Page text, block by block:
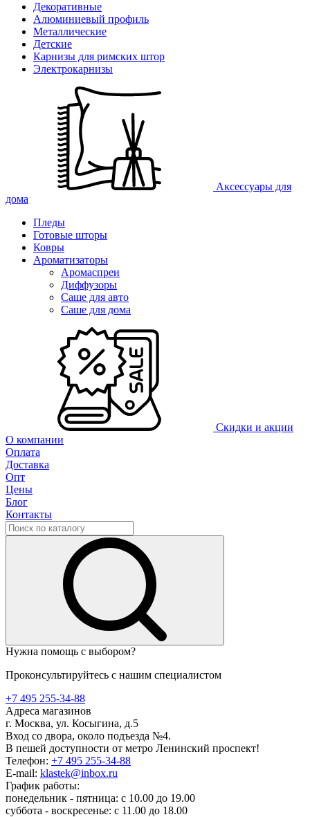
Декоративные
Алюминиевый профиль
Металлические
Детские
Карнизы для римских штор
Электрокарнизы
Аксессуары для
дома
Пледы
Готовые шторы
Ковры
Ароматизаторы
Аромаспреи
Диффузоры
Саше для авто
Саше для дома
Скидки и акции
О компании
Оплата
Доставка
Опт
Цены
Блог
Контакты
Нужна помощь с выбором?
Проконсультируйтесь с нашим специалистом
+7 495 255-34-88
Адреса магазинов
г. Москва, ул. Косыгина, д.5
Вход со двора, около подъезда №4.
В пешей доступности от метро Ленинский проспект!
Телефон: +7 495 255-34-88
E-mail: klastek@inbox.ru
График работы:
понедельник - пятница: с 10.00 до 19.00
суббота - воскресенье: с 11.00 до 18.00